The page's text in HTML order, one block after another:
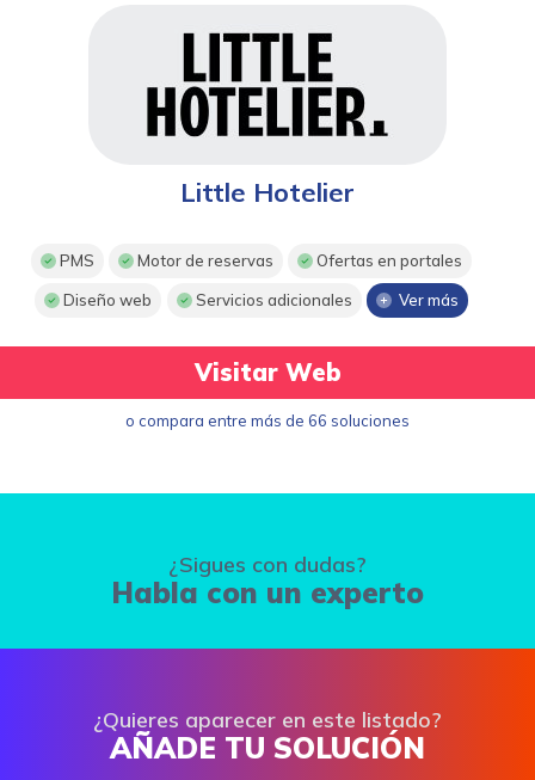
Little Hotelier
PMS Motor de reservas Ofertas en portales
Diseño web Servicios adicionales Ver más
Visitar Web
o compara entre más de 66 soluciones
¿Sigues con dudas?
Habla con un experto
¿Quieres aparecer en este listado?
AÑADE TU SOLUCIÓN